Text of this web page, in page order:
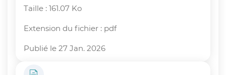
Taille : 161.07 Ko
Extension du fichier : pdf
Publié le 27 Jan. 2026